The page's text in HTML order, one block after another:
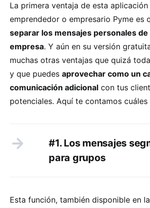
La primera ventaja de esta aplicación
emprendedor o empresario Pyme es
separar los mensajes personales de
empresa. Y aún en su versión
muchas otras ventajas que quizá
y que puedes aprovechar como un
comunicación adicional con tus
potenciales. Aquí te contamos cuáles
#1. Los mensajes
para grupos
Esta función, también disponible en